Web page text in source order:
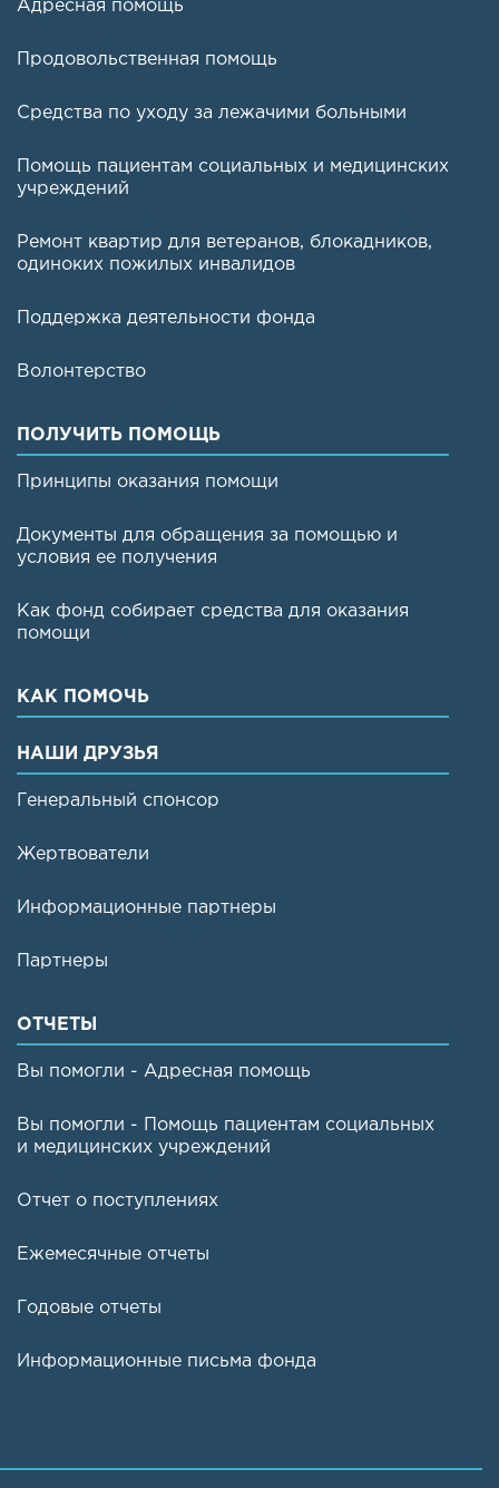
Адресная помощь
Продовольственная помощь
Средства по уходу за лежачими больными
Помощь пациентам социальных и медицинских
учреждений
Ремонт квартир для ветеранов, блокадников,
одиноких пожилых инвалидов
Поддержка деятельности фонда
Волонтерство
ПОЛУЧИТЬ ПОМОЩЬ
Принципы оказания помощи
Документы для обращения за помощью и
условия ее получения
Как фонд собирает средства для оказания
помощи
КАК ПОМОЧЬ
НАШИ ДРУЗЬЯ
Генеральный спонсор
Жертвователи
Информационные партнеры
Партнеры
ОТЧЕТЫ
Вы помогли - Адресная помощь
Вы помогли - Помощь пациентам социальных
и медицинских учреждений
Отчет о поступлениях
Ежемесячные отчеты
Годовые отчеты
Информационные письма фонда